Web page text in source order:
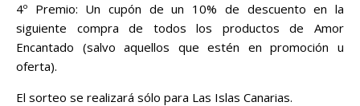
4º Premio: Un cupón de un 10% de descuento en la
siguiente compra de todos los productos de Amor
Encantado (salvo aquellos que estén en promoción u
oferta).
El sorteo se realizará sólo para Las Islas Canarias.